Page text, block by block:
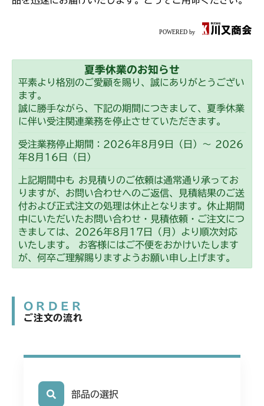
夏季休業のお知らせ
平素より格別のご愛顧を賜り、誠にありがとうござい
ます。
誠に勝手ながら、下記の期間につきまして、夏季休業
に伴い受注関連業務を停止させていただきます。
受注業務停止期間：2026年8月9日（日）～ 2026
年8月16日（日）
上記期間中も お見積りのご依頼は通常通り承ってお
りますが、お問い合わせへのご返信、見積結果のご送
付および正式注文の処理は休止となります。休止期間
中にいただいたお問い合わせ・見積依頼・ご注文につ
きましては、2026年8月17日（月）より順次対応
いたします。 お客様にはご不便をおかけいたします
が、何卒ご理解賜りますようお願い申し上げます。
ORDER
ご注文の流れ
部品の選択